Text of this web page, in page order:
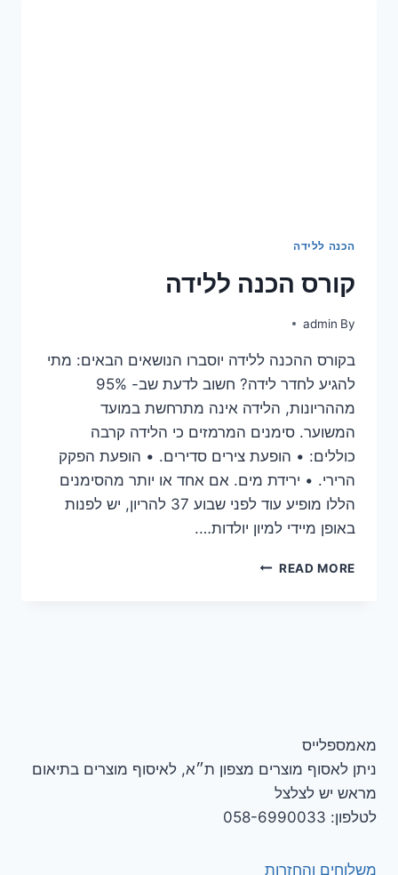
הכנה ללידה
קורס הכנה ללידה
By
admin
בקורס ההכנה ללידה יוסברו הנושאים הבאים: מתי
להגיע לחדר לידה? חשוב לדעת שב- 95%
מההריונות, הלידה אינה מתרחשת במועד
המשוער. סימנים המרמזים כי הלידה קרבה
כוללים: • הופעת צירים סדירים. • הופעת הפקק
הרירי. • ירידת מים. אם אחד או יותר מהסימנים
הללו מופיע עוד לפני שבוע 37 להריון, יש לפנות
באופן מיידי למיון יולדות….
READ MOREקורס
מאמספלייס
ניתן לאסוף מוצרים מצפון ת״א, לאיסוף מוצרים בתיאום
מראש יש לצלצל
לטלפון: 058-6990033
משלוחים והחזרות